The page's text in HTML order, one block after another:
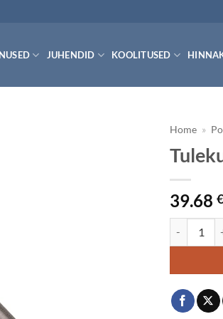
JUHENDID KOOLITUSED
Home »
39.68 €